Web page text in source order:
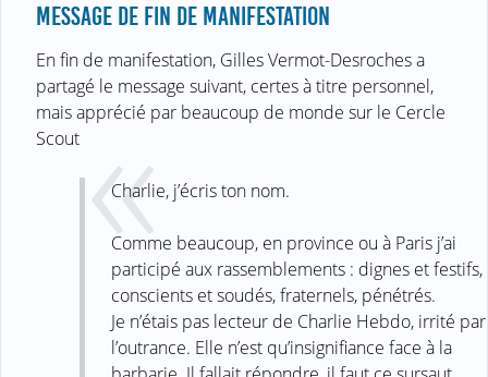
MESSAGE DE FIN DE MANIFESTATION
En fin de manifestation, Gilles Vermot-Desroches a
partagé le message suivant, certes à titre personnel,
mais apprécié par beaucoup de monde sur le Cercle
Scout
Charlie, j’écris ton nom.
Comme beaucoup, en province ou à Paris j’ai
participé aux rassemblements : dignes et festifs,
conscients et soudés, fraternels, pénétrés.
Je n’étais pas lecteur de Charlie Hebdo, irrité par
l’outrance. Elle n’est qu’insignifiance face à la